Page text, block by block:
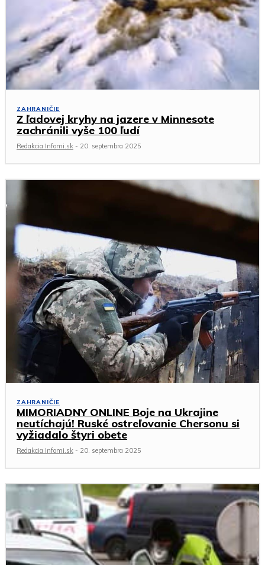
ZAHRANIČIE
Z ľadovej kryhy na jazere v Minnesote
zachránili vyše 100 ľudí
Redakcia Infomi.sk - 20. septembra 2025
ZAHRANIČIE
MIMORIADNY ONLINE Boje na Ukrajine
neutíchajú! Ruské ostreľovanie Chersonu si
vyžiadalo štyri obete
Redakcia Infomi.sk - 20. septembra 2025